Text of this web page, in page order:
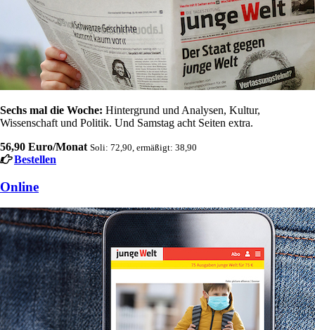
Sechs mal die Woche: Hintergrund und Analysen, Kultur,
Wissenschaft und Politik. Und Samstag acht Seiten extra.
56,90 Euro/Monat Soli: 72,90, ermäßigt: 38,90
Bestellen
Online